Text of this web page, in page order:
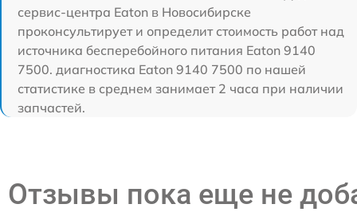
сервис-центра Eaton в Новосибирске
проконсультирует и определит стоимость работ над
источника бесперебойного питания Eaton 9140
7500. диагностика Eaton 9140 7500 по нашей
статистике в среднем занимает 2 часа при наличии
запчастей.
Отзывы пока еще не